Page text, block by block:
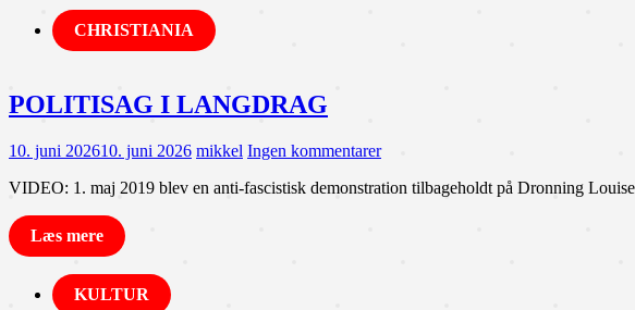
CHRISTIANIA
POLITISAG I LANGDRAG
10. juni 202610. juni 2026 mikkel Ingen kommentarer
VIDEO: 1. maj 2019 blev en anti-fascistisk demonstration tilbageholdt på Dronning
Læs mere
KULTUR